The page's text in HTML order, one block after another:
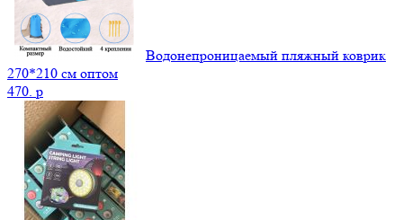
Водонепроницаемый пляжный коврик
270*210 см оптом
470. p